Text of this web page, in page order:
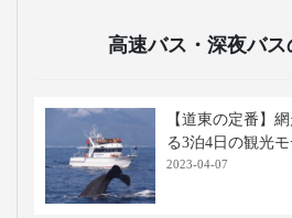
高速バス・深夜バ
【道東の定番】
る3泊4日の観光
2023-04-07